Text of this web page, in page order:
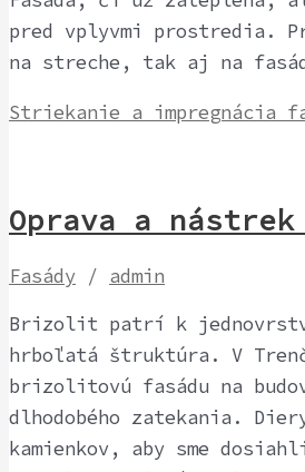
pred vplyvmi prostredia.
na streche, tak aj na
Striekanie a impregnácia
Oprava a
Fasády / admin
Brizolit patrí k
hrboľatá štruktúra. V
brizolitovú fasádu na
dlhodobého zatekania.
kamienkov, aby sme